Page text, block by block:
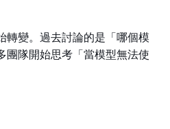
轉變。過去討論的是「哪個模
團隊開始思考「當模型無法使